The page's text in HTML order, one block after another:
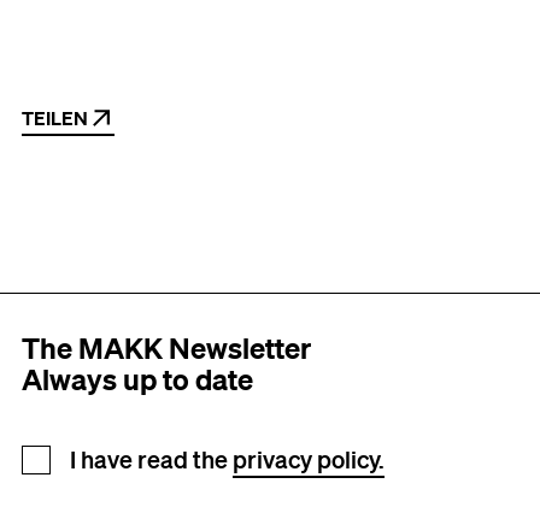
TEILEN
The MAKK Newsletter
Always up to date
Newsletter registration
I have read the privacy policy.